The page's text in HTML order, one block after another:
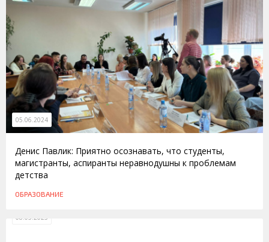
05.06.2024
Денис Павлик: Приятно осознавать, что студенты,
магистранты, аспиранты неравнодушны к проблемам
детства
ОБРАЗОВАНИЕ
08.05.2023